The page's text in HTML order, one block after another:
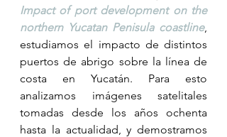
Impact of port development on the
northern Yucatan Penisula coastline,
estudiamos el impacto de distintos
puertos de abrigo sobre la línea de
costa en Yucatán. Para esto
analizamos imágenes satelitales
tomadas desde los años ochenta
hasta la actualidad, y demostramos